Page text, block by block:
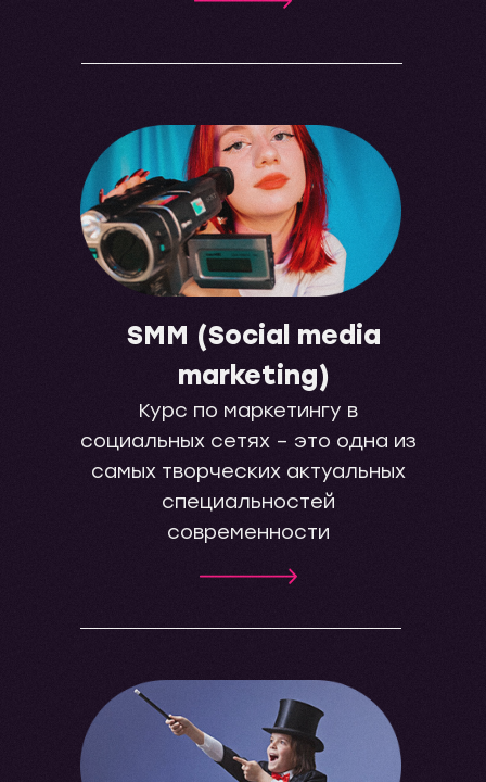
Курс по маркетингу в
социальных сетях – это одна из
самых творческих актуальных
специальностей
современности
SMM (Social media
marketing)